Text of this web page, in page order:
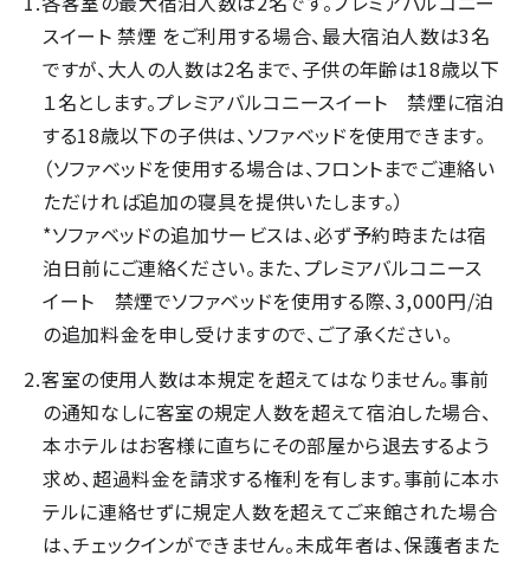
スイート 禁煙 をご利用する場合、最大宿泊人数は3名
ですが、大人の人数は2名まで、子供の年齢は18歳以下
１名とします。プレミアバルコニースイート 禁煙に宿泊
する18歳以下の子供は、ソファベッドを使用できます。
（ソファベッドを使用する場合は、フロントまでご連絡い
ただければ追加の寝具を提供いたします。）
*ソファベッドの追加サービスは、必ず予約時または宿
泊日前にご連絡ください。また、プレミアバルコニース
イート 禁煙でソファベッドを使用する際、3,000円/泊
の追加料金を申し受けますので、ご了承ください。
客室の使用人数は本規定を超えてはなりません。事前
の通知なしに客室の規定人数を超えて宿泊した場合、
本ホテルはお客様に直ちにその部屋から退去するよう
求め、超過料金を請求する権利を有します。事前に本ホ
テルに連絡せずに規定人数を超えてご来館された場合
は、チェックインができません。未成年者は、保護者また